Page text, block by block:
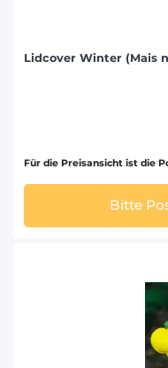
Lidcover Winter (Mais
Für die Preisansicht ist die
Bitte